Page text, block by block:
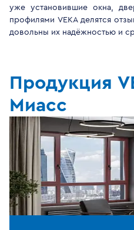
уже установившие окна,
профилями VEKA делятся
довольны их надёжностью и
Продукция
Миасс